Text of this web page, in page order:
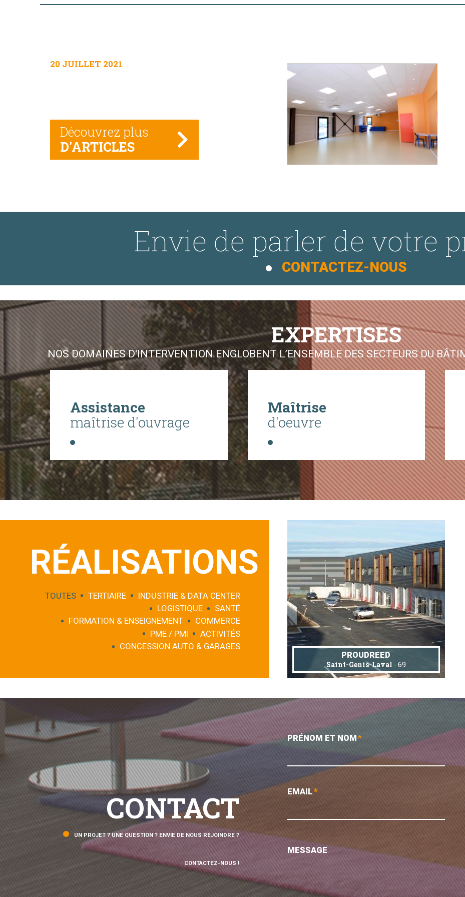
20 JUILLET 2021
Découvrez plus
D'ARTICLES
Envie de parler de votre
CONTACTEZ-NOUS
EXPERTISES
NOS DOMAINES D'INTERVENTION ENGLOBENT L’ENSEMBLE DES SECTEURS DU
Assistance
maîtrise d'ouvrage
Maîtrise
d'oeuvre
RÉALISATIONS
TOUTES TERTIAIRE
INDUSTRIE & DATA CENTER
LOGISTIQUE
SANTÉ
FORMATION & ENSEIGNEMENT
COMMERCE
PME / PMI
ACTIVITÉS
CONCESSION AUTO & GARAGES
PROUDREED
Saint-Genis-Laval - 69
CONTACT
UN PROJET ? UNE QUESTION ? ENVIE DE NOUS REJOINDRE ?
CONTACTEZ-NOUS !
PRÉNOM ET NOM*
EMAIL*
MESSAGE